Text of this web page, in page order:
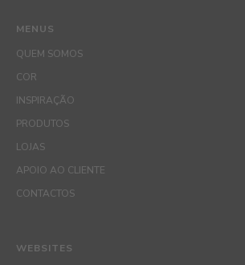
MENUS
QUEM SOMOS
COR
INSPIRAÇÃO
PRODUTOS
LOJAS
APOIO AO CLIENTE
CONTACTOS
WEBSITES